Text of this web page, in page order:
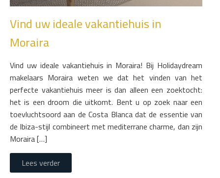
Vind uw ideale vakantiehuis in
Moraira
Vind uw ideale vakantiehuis in Moraira! Bij Holidaydream
makelaars Moraira weten we dat het vinden van het
perfecte vakantiehuis meer is dan alleen een zoektocht:
het is een droom die uitkomt. Bent u op zoek naar een
toevluchtsoord aan de Costa Blanca dat de essentie van
de Ibiza-stijl combineert met mediterrane charme, dan zijn
Moraira […]
Lees verder